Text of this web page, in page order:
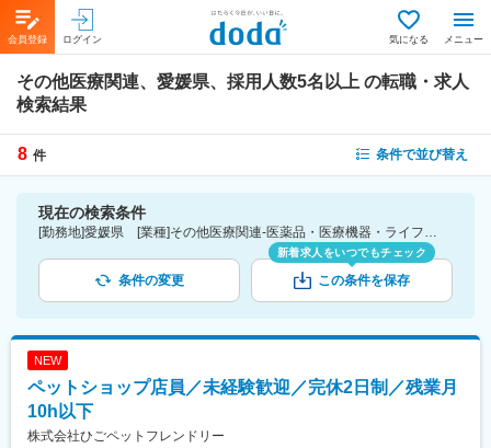
会員登録 ログイン 気になる メニュー
その他医療関連、愛媛県、採用人数5名以上 の転職・求人
検索結果
8 件 条件で並び替え
現在の検索条件
[勤務地]愛媛県 [業種]その他医療関連-医薬品・医療機器・ライフサイエンス・医療系サービス [詳細条件](募集・採用情報)採用人数5名以上
条件の変更
新着求人をいつでもチェック
この条件を保存
NEW
ペットショップ店員／未経験歓迎／完休2日制／残業月
10h以下
株式会社ひごペットフレンドリー